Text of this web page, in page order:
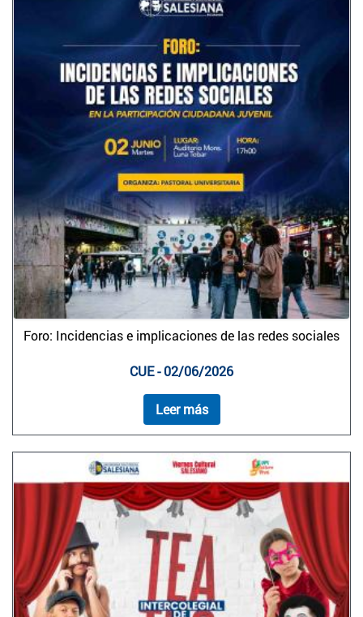
Foro: Incidencias e implicaciones de las redes sociales
CUE - 02/06/2026
Leer más